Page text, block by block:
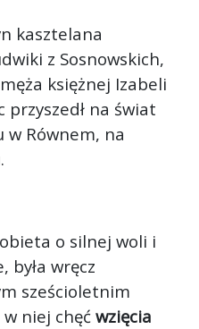
kasztelana
z Sosnowskich,
księżnej Izabeli
przyszedł na świat
w Równem, na
o silnej woli i
była wręcz
sześcioletnim
w niej chęć wzięcia